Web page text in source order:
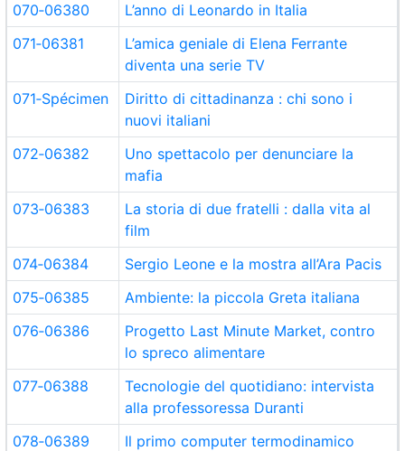
070‑06380
L’anno di Leonardo in Italia
071‑06381
L’amica geniale di Elena Ferrante
diventa una serie TV
071‑Spécimen
Diritto di cittadinanza : chi sono i
nuovi italiani
072‑06382
Uno spettacolo per denunciare la
mafia
073‑06383
La storia di due fratelli : dalla vita al
film
074‑06384
Sergio Leone e la mostra all’Ara Pacis
075‑06385
Ambiente: la piccola Greta italiana
076‑06386
Progetto Last Minute Market, contro
lo spreco alimentare
077‑06388
Tecnologie del quotidiano: intervista
alla professoressa Duranti
078‑06389
Il primo computer termodinamico